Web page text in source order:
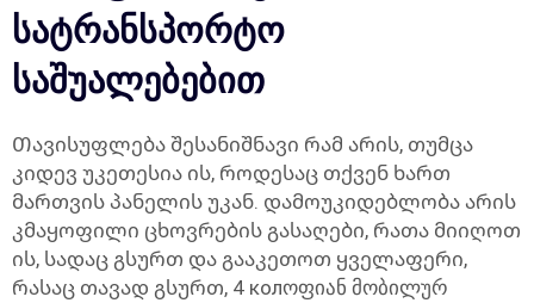
სატრანსპორტო
საშუალებებით
Თავისუფლება შესანიშნავი რამ არის, თუმცა
კიდევ უკეთესია ის, როდესაც თქვენ ხართ
მართვის პანელის უკან. დამოუკიდებლობა არის
კმაყოფილი ცხოვრების გასაღები, რათა მიიღოთ
ის, სადაც გსურთ და გააკეთოთ ყველაფერი,
რასაც თავად გსურთ, 4 колოფიან მობილურ